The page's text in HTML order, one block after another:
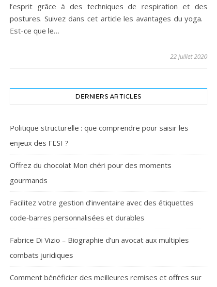
l’esprit grâce à des techniques de respiration et des
postures. Suivez dans cet article les avantages du yoga.
Est-ce que le…
22 juillet 2020
DERNIERS ARTICLES
Politique structurelle : que comprendre pour saisir les
enjeux des FESI ?
Offrez du chocolat Mon chéri pour des moments
gourmands
Facilitez votre gestion d’inventaire avec des étiquettes
code-barres personnalisées et durables
Fabrice Di Vizio – Biographie d’un avocat aux multiples
combats juridiques
Comment bénéficier des meilleures remises et offres sur